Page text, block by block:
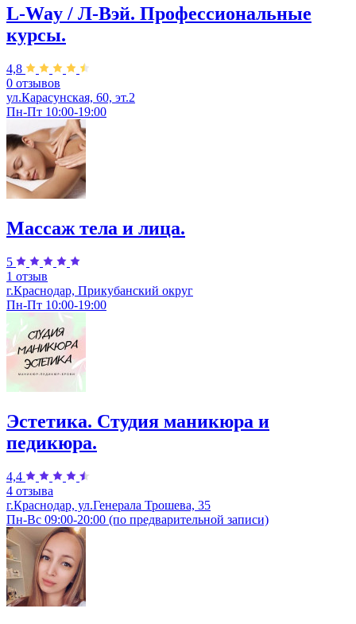
L-Way / Л-Вэй. Профессиональные
курсы.
4,8
0 отзывов
ул.Карасунская, 60, эт.2
Пн-Пт 10:00-19:00
Массаж тела и лица.
5
1 отзыв
г.Краснодар, Прикубанский округ
Пн-Пт 10:00-19:00
Эстетика. Студия маникюра и
педикюра.
4,4
4 отзыва
г.Краснодар, ул.Генерала Трошева, 35
Пн-Вс 09:00-20:00 (по предварительной записи)